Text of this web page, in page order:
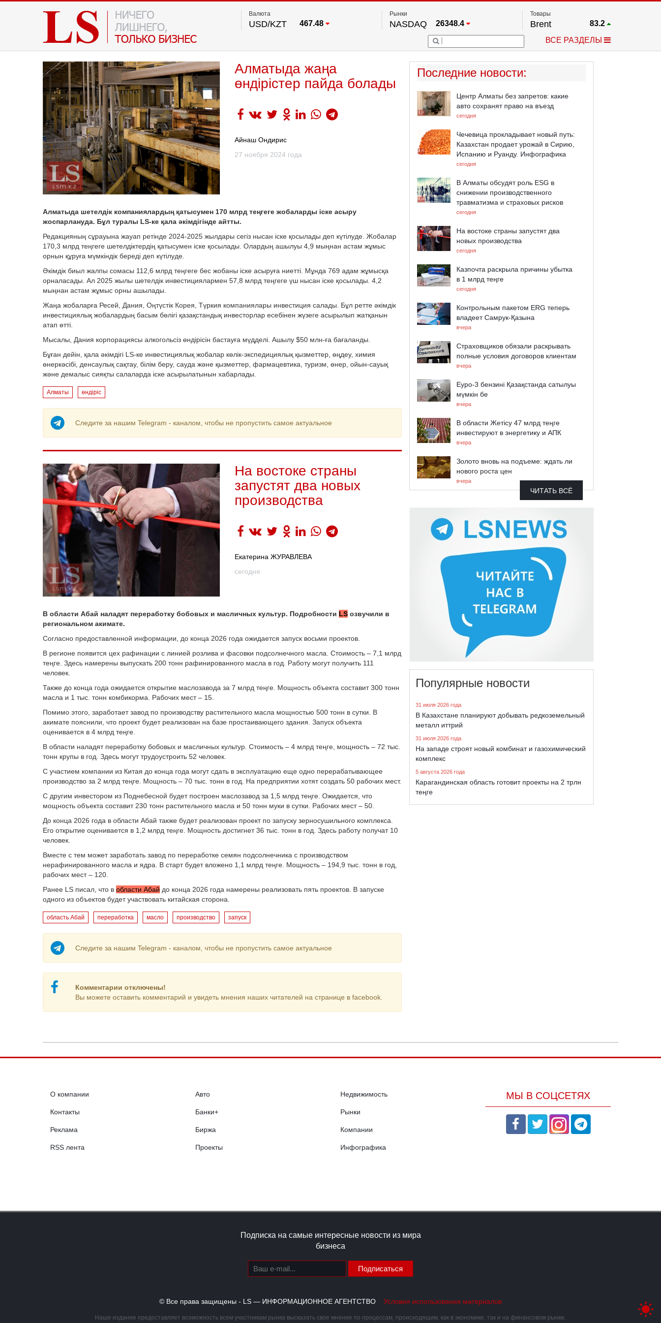
Валюта
USD/KZT 467.48
Рынки
NASDAQ 26348.4
FTSE 100 67.17
53885.1
S&P 500
NYSE 24484.1
Товары
Brent 83.2
Платина
2.662
ВСЕ РАЗДЕЛЫ
Алматыда жаңа
өндірістер пайда болады
Айнаш Ондирис
27 ноября 2024 года
Алматыда шетелдік компаниялардың қатысумен 170 млрд теңгеге жобаларды іске асыру
жоспарлануда. Бұл туралы LS-ке қала әкімдігінде айтты.
Редакцияның сұрауына жауап ретінде 2024-2025 жылдары сегіз нысан іске қосылады деп күтілуде. Жобалар
170,3 млрд теңгеге шетелдіктердің қатысумен іске қосылады. Олардың ашылуы 4,9 мыңнан астам жұмыс
орнын құруға мүмкіндік береді деп күтілуде.
Әкімдік биыл жалпы сомасы 112,6 млрд теңгеге бес жобаны іске асыруға ниетті. Мұнда 769 адам жұмысқа
орналасады. Ал 2025 жылы шетелдік инвестициялармен 57,8 млрд теңгеге үш нысан іске қосылады. 4,2
мыңнан астам жұмыс орны ашылады.
Жаңа жобаларға Ресей, Дания, Оңтүстік Корея, Түркия компаниялары инвестиция салады. Бұл ретте әкімдік
инвестициялық жобалардың басым бөлігі қазақстандық инвесторлар есебінен жүзеге асырылып жатқанын
атап өтті.
Мысалы, Дания корпорациясы алкогольсіз өндірісін бастауға мүдделі. Ашылу $50 млн-ға бағаланды.
Бұған дейін, қала әкімдігі LS-ке инвестициялық жобалар көлік-экспедициялық қызметтер, өңдеу, химия
өнеркәсібі, денсаулық сақтау, білім беру, сауда және қызметтер, фармацевтика, туризм, өнер, ойын-сауық
және демалыс сияқты салаларда іске асырылатынын хабарлады.
Алматы өндіріс
Следите за нашим Telegram - каналом, чтобы не пропустить самое актуальное
На востоке страны
запустят два новых
производства
Екатерина ЖУРАВЛЕВА
сегодня
В области Абай наладят переработку бобовых и масличных культур. Подробности LS озвучили в
региональном акимате.
Согласно предоставленной информации, до конца 2026 года ожидается запуск восьми проектов.
В регионе появится цех рафинации с линией розлива и фасовки подсолнечного масла. Стоимость – 7,1 млрд
теңге. Здесь намерены выпускать 200 тонн рафинированного масла в год. Работу могут получить 111
человек.
Также до конца года ожидается открытие маслозавода за 7 млрд теңге. Мощность объекта составит 300 тонн
масла и 1 тыс. тонн комбикорма. Рабочих мест – 15.
Помимо этого, заработает завод по производству растительного масла мощностью 500 тонн в сутки. В
акимате пояснили, что проект будет реализован на базе простаивающего здания. Запуск объекта
оценивается в 4 млрд теңге.
В области наладят переработку бобовых и масличных культур. Стоимость – 4 млрд теңге, мощность – 72 тыс.
тонн крупы в год. Здесь могут трудоустроить 52 человек.
С участием компании из Китая до конца года могут сдать в эксплуатацию еще одно перерабатывающее
производство за 2 млрд теңге. Мощность – 70 тыс. тонн в год. На предприятии хотят создать 50 рабочих мест.
С другим инвестором из Поднебесной будет построен маслозавод за 1,5 млрд теңге. Ожидается, что
мощность объекта составит 230 тонн растительного масла и 50 тонн муки в сутки. Рабочих мест – 50.
До конца 2026 года в области Абай также будет реализован проект по запуску зерносушильного комплекса.
Его открытие оценивается в 1,2 млрд теңге. Мощность достигнет 36 тыс. тонн в год. Здесь работу получат 10
человек.
Вместе с тем может заработать завод по переработке семян подсолнечника с производством
нерафинированного масла и ядра. В старт будет вложено 1,1 млрд теңге. Мощность – 194,9 тыс. тонн в год,
рабочих мест – 120.
Ранее LS писал, что в области Абай до конца 2026 года намерены реализовать пять проектов. В запуске
одного из объектов будет участвовать китайская сторона.
область Абай переработка масло производство запуск
Следите за нашим Telegram - каналом, чтобы не пропустить самое актуальное
Комментарии отключены!
Вы можете оставить комментарий и увидеть мнения наших читателей на странице в facebook.
Последние новости:
Центр Алматы без запретов: какие
авто сохранят право на въезд
сегодня
Чечевица прокладывает новый путь:
Казахстан продает урожай в Сирию,
Испанию и Руанду. Инфографика
сегодня
В Алматы обсудят роль ESG в
снижении производственного
травматизма и страховых рисков
сегодня
На востоке страны запустят два
новых производства
сегодня
Казпочта раскрыла причины убытка
в 1 млрд теңге
сегодня
Контрольным пакетом ERG теперь
владеет Самрук-Қазына
вчера
Страховщиков обязали раскрывать
полные условия договоров клиентам
вчера
Еуро-3 бензині Қазақстанда сатылуы
мүмкін бе
вчера
В области Жетісу 47 млрд теңге
инвестируют в энергетику и АПК
вчера
Золото вновь на подъеме: ждать ли
нового роста цен
вчера
ЧИТАТЬ ВСЁ
Популярные новости
31 июля 2026 года
В Казахстане планируют добывать редкоземельный
металл иттрий
31 июля 2026 года
На западе строят новый комбинат и газохимический
комплекс
5 августа 2026 года
Карагандинская область готовит проекты на 2 трлн
теңге
О компании
Контакты
Реклама
RSS лента
Авто
Банки+
Биржа
Проекты
Недвижимость
Рынки
Компании
Инфографика
МЫ В СОЦСЕТЯХ
Подписка на самые интересные новости из мира
бизнеса
Подписаться
© Все права защищены - LS — ИНФОРМАЦИОННОЕ АГЕНТСТВО Условия использования материалов
Наше издание предоставляет возможность всем участникам рынка высказать свое мнение по процессам, происходящим, как в экономике, так и на финансовом рынке.